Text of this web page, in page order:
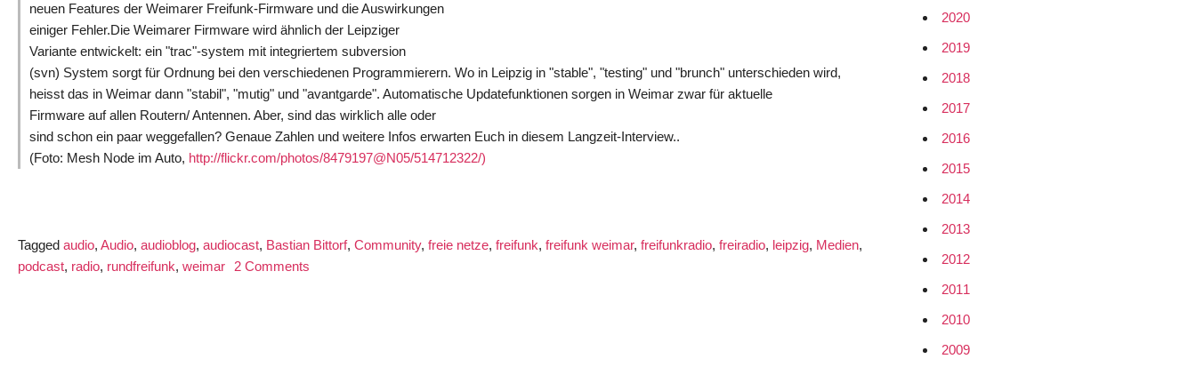
neuen Features der Weimarer Freifunk-Firmware und die Auswirkungen
einiger Fehler.Die Weimarer Firmware wird ähnlich der Leipziger
Variante entwickelt: ein "trac"-system mit integriertem subversion
(svn) System sorgt für Ordnung bei den verschiedenen Programmierern. Wo in Leipzig in "stable", "testing" und "brunch" unterschieden wird,
heisst das in Weimar dann "stabil", "mutig" und "avantgarde". Automatische Updatefunktionen sorgen in Weimar zwar für aktuelle
Firmware auf allen Routern/ Antennen. Aber, sind das wirklich alle oder
sind schon ein paar weggefallen? Genaue Zahlen und weitere Infos erwarten Euch in diesem Langzeit-Interview..
(Foto: Mesh Node im Auto, http://flickr.com/photos/8479197@N05/514712322/)
Tagged audio, Audio, audioblog, audiocast, Bastian Bittorf, Community, freie netze, freifunk, freifunk weimar, freifunkradio, freiradio, leipzig, Medien,
podcast, radio, rundfreifunk, weimar 2 Comments
2020
2019
2018
2017
2016
2015
2014
2013
2012
2011
2010
2009